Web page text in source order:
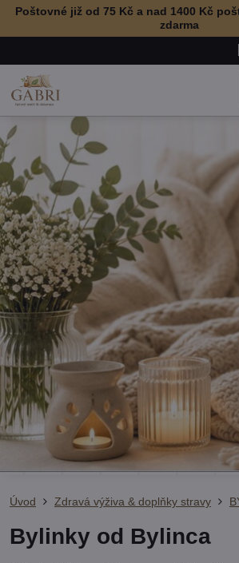
Poštovné již od 75 Kč a nad 1400 Kč
zdarma
Úvod Zdravá výživa & doplňky stravy
Bylinky od Bylinca